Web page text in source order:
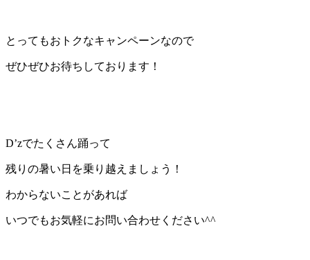
とってもおトクなキャンペーンなので
ぜひぜひお待ちしております！
D’zでたくさん踊って
残りの暑い日を乗り越えましょう！
わからないことがあれば
いつでもお気軽にお問い合わせください^^